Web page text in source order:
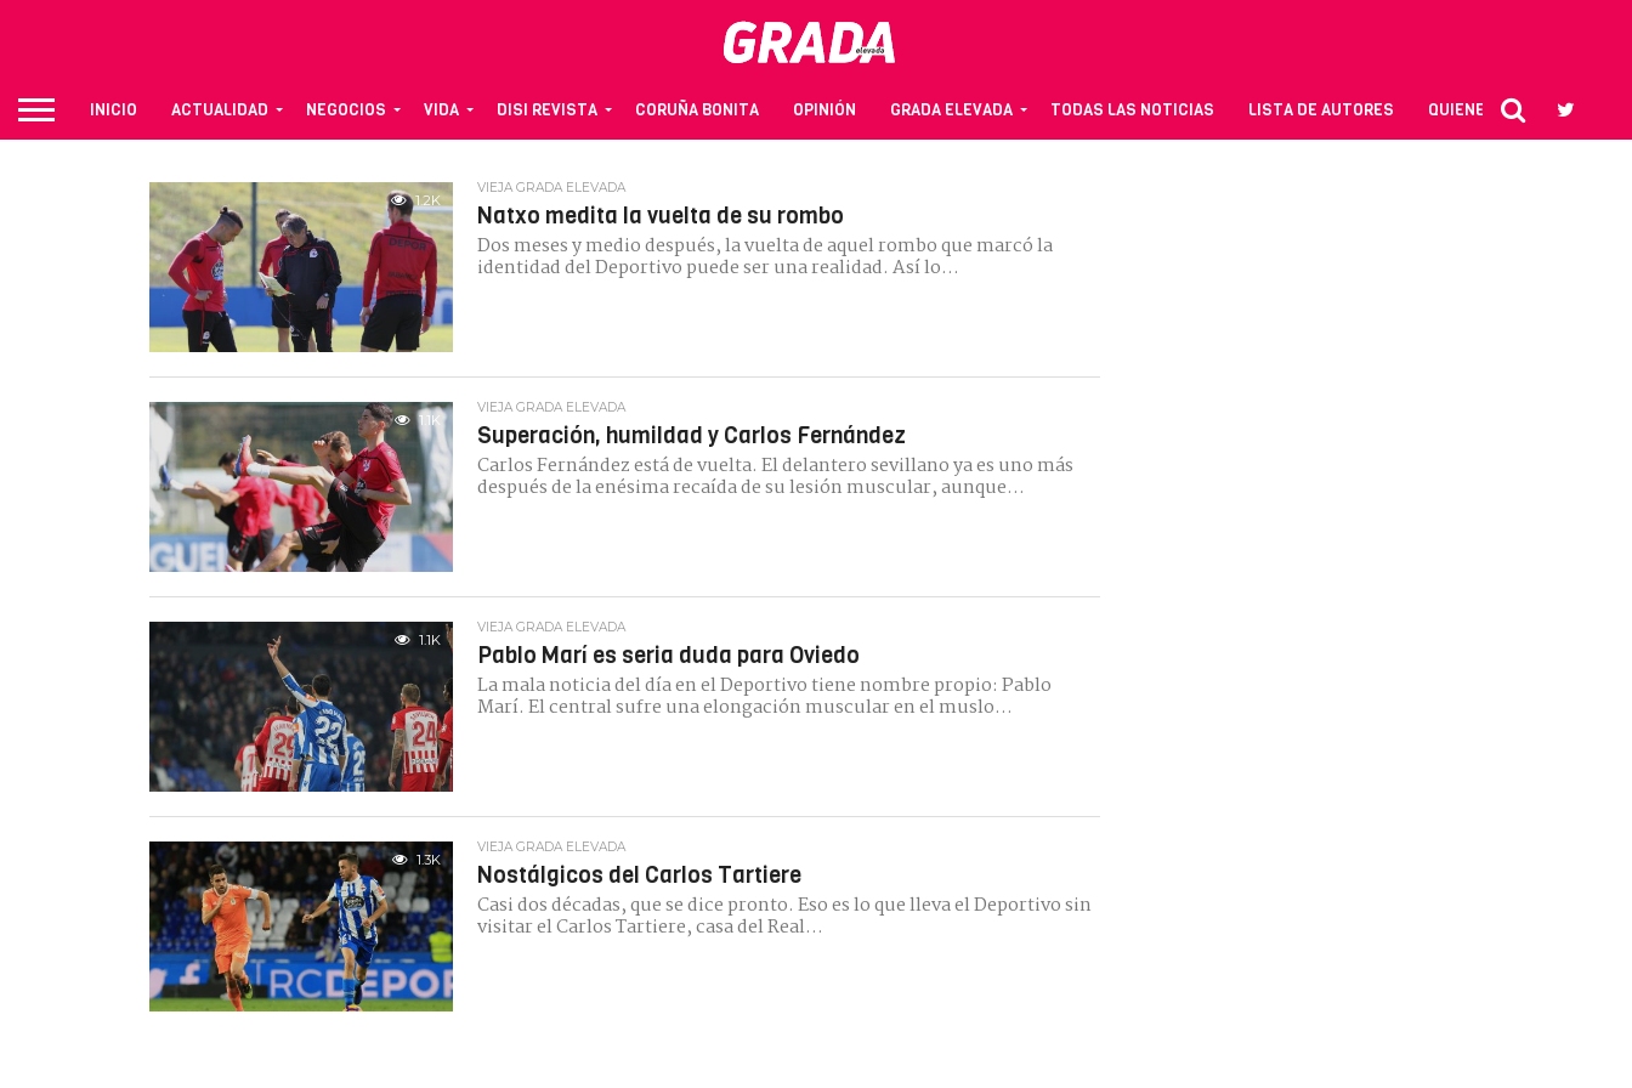
INICIO ACTUALIDAD NEGOCIOS VIDA DISI REVISTA CORUÑA BONITA OPINIÓN GRADA ELEVADA TODAS LAS NOTICIAS LISTA DE AUTORES QUIENES SOMOS
1.2K
VIEJA GRADA ELEVADA
Natxo medita la vuelta de su rombo
Dos meses y medio después, la vuelta de aquel rombo que marcó la
identidad del Deportivo puede ser una realidad. Así lo...
1.1K
VIEJA GRADA ELEVADA
Superación, humildad y Carlos Fernández
Carlos Fernández está de vuelta. El delantero sevillano ya es uno más
después de la enésima recaída de su lesión muscular, aunque...
1.1K
VIEJA GRADA ELEVADA
Pablo Marí es seria duda para Oviedo
La mala noticia del día en el Deportivo tiene nombre propio: Pablo
Marí. El central sufre una elongación muscular en el muslo...
1.3K
VIEJA GRADA ELEVADA
Nostálgicos del Carlos Tartiere
Casi dos décadas, que se dice pronto. Eso es lo que lleva el Deportivo sin
visitar el Carlos Tartiere, casa del Real...